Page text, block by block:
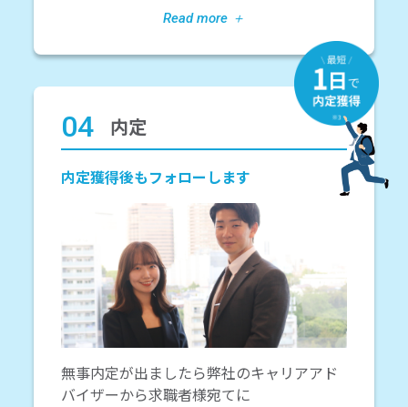
04 内定
内定獲得後もフォローします
無事内定が出ましたら弊社のキャリアアド
バイザーから求職者様宛てに